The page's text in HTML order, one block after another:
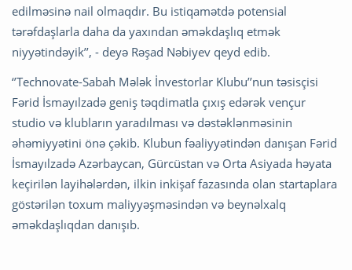
edilməsinə nail olmaqdır. Bu istiqamətdə potensial
tərəfdaşlarla daha da yaxından əməkdaşlıq etmək
niyyətindəyik’’, - deyə Rəşad Nəbiyev qeyd edib.
‘’Technovate-Sabah Mələk İnvestorlar Klubu’’nun təsisçisi
Fərid İsmayılzadə geniş təqdimatla çıxış edərək vençur
studio və klubların yaradılması və dəstəklənməsinin
əhəmiyyətini önə çəkib. Klubun fəaliyyətindən danışan Fərid
İsmayılzadə Azərbaycan, Gürcüstan və Orta Asiyada həyata
keçirilən layihələrdən, ilkin inkişaf fazasında olan startaplara
göstərilən toxum maliyyəşməsindən və beynəlxalq
əməkdaşlıqdan danışıb.